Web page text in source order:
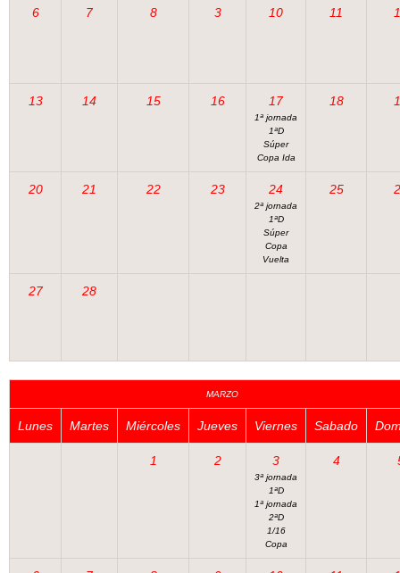
6 7 8 3 10 11
13 14 15 16 17
1ª jornada
1ªD
Súper
Copa Ida
18
20 21 22 23 24
2ª jornada
1ªD
Súper
Copa
Vuelta
25
27 28
MARZO
Lunes Martes Miércoles Jueves Viernes Sabado
1 2 3
3ª jornada
1ªD
1ª jornada
2ªD
1/16
Copa
4